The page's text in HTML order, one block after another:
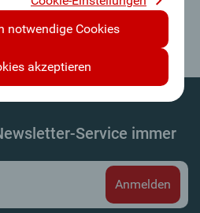
Service immer
notwendige Cookies
akzeptieren